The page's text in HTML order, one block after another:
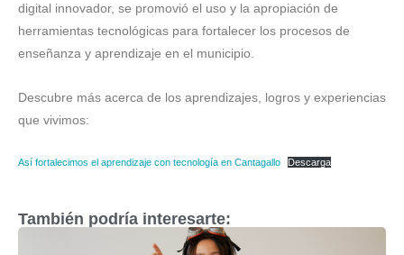
digital innovador, se promovió el uso y la apropiación de
herramientas tecnológicas para fortalecer los procesos de
enseñanza y aprendizaje en el municipio.
Descubre más acerca de los aprendizajes, logros y experiencias
que vivimos:
Así fortalecimos el aprendizaje con tecnología en Cantagallo Descarga
También podría interesarte: